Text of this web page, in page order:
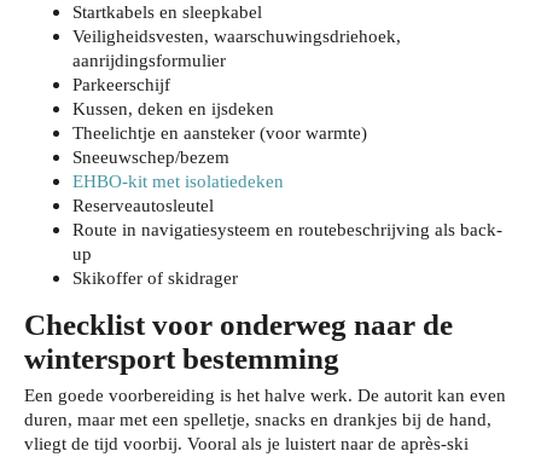
Startkabels en sleepkabel
Veiligheidsvesten, waarschuwingsdriehoek,
aanrijdingsformulier
Parkeerschijf
Kussen, deken en ijsdeken
Theelichtje en aansteker (voor warmte)
Sneeuwschep/bezem
EHBO-kit met isolatiedeken
Reserveautosleutel
Route in navigatiesysteem en routebeschrijving als back-
up
Skikoffer of skidrager
Checklist voor onderweg naar de
wintersport bestemming
Een goede voorbereiding is het halve werk. De autorit kan even
duren, maar met een spelletje, snacks en drankjes bij de hand,
vliegt de tijd voorbij. Vooral als je luistert naar de après-ski